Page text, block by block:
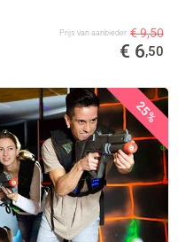
Prijs van aanbieder € 9,50
€ 6,50
25%